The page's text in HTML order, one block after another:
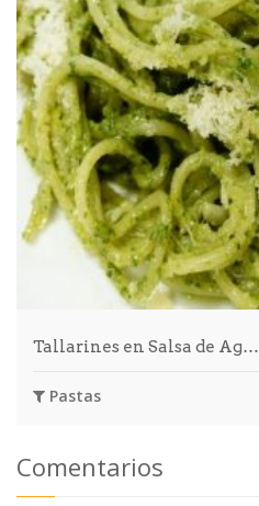
Tallarines en Salsa de Ag…
Pastas
Comentarios